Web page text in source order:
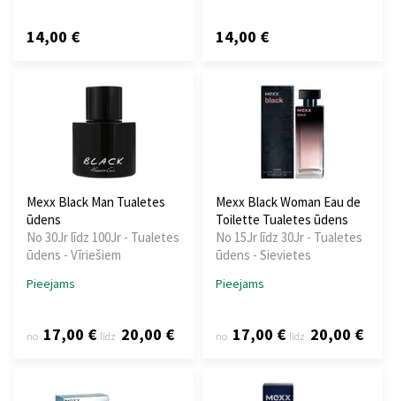
14,00 € 14,00 €
Mexx Black Man Tualetes
ūdens
No 30Jr līdz 100Jr - Tualetes
ūdens - Vīriešiem
Pieejams
no 17,00 € līdz 20,00 €
Mexx Black Woman Eau de
Toilette Tualetes ūdens
No 15Jr līdz 30Jr - Tualetes
ūdens - Sievietes
Pieejams
no 17,00 € līdz 20,00 €